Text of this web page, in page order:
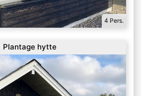
4 Pers.
Plantage hytte